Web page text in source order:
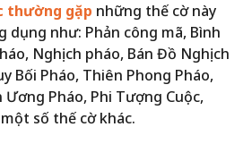
thường gặp những thế cờ này
dụng như: Phản công mã, Bình
Nghịch pháo, Bán Đồ Nghịch
Bối Pháo, Thiên Phong Pháo,
Pháo, Phi Tượng Cuộc,
số thế cờ khác.